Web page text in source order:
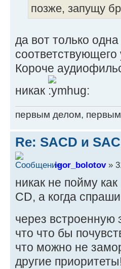
позже, запущу
да вот только
Короче
никак
первым делом,
Re: SACD и
igor_bolotov»
никак не пойму
CD, а когда
через встроенную
что что бы
что можно не
другие